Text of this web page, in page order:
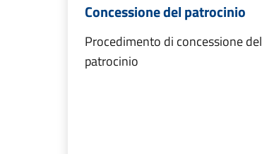
Concessione del patrocinio
Procedimento di concessione del
patrocinio